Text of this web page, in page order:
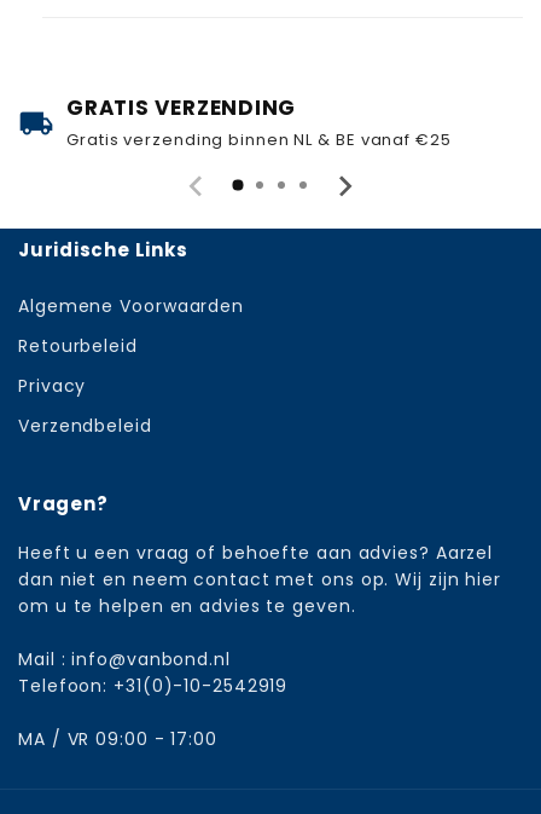
local_shipping GRATIS VERZENDING
Gratis verzending binnen NL & BE vanaf €25
Juridische Links
Algemene Voorwaarden
Retourbeleid
Privacy
Verzendbeleid
Vragen?
Heeft u een vraag of behoefte aan advies? Aarzel
dan niet en neem contact met ons op. Wij zijn hier
om u te helpen en advies te geven.
Mail : info@vanbond.nl
Telefoon: +31(0)-10-2542919
MA / VR 09:00 - 17:00